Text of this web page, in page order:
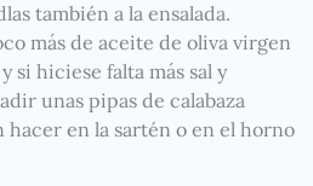
también a la ensalada.
más de aceite de oliva virgen
si hiciese falta más sal y
unas pipas de calabaza
hacer en la sartén o en el horno